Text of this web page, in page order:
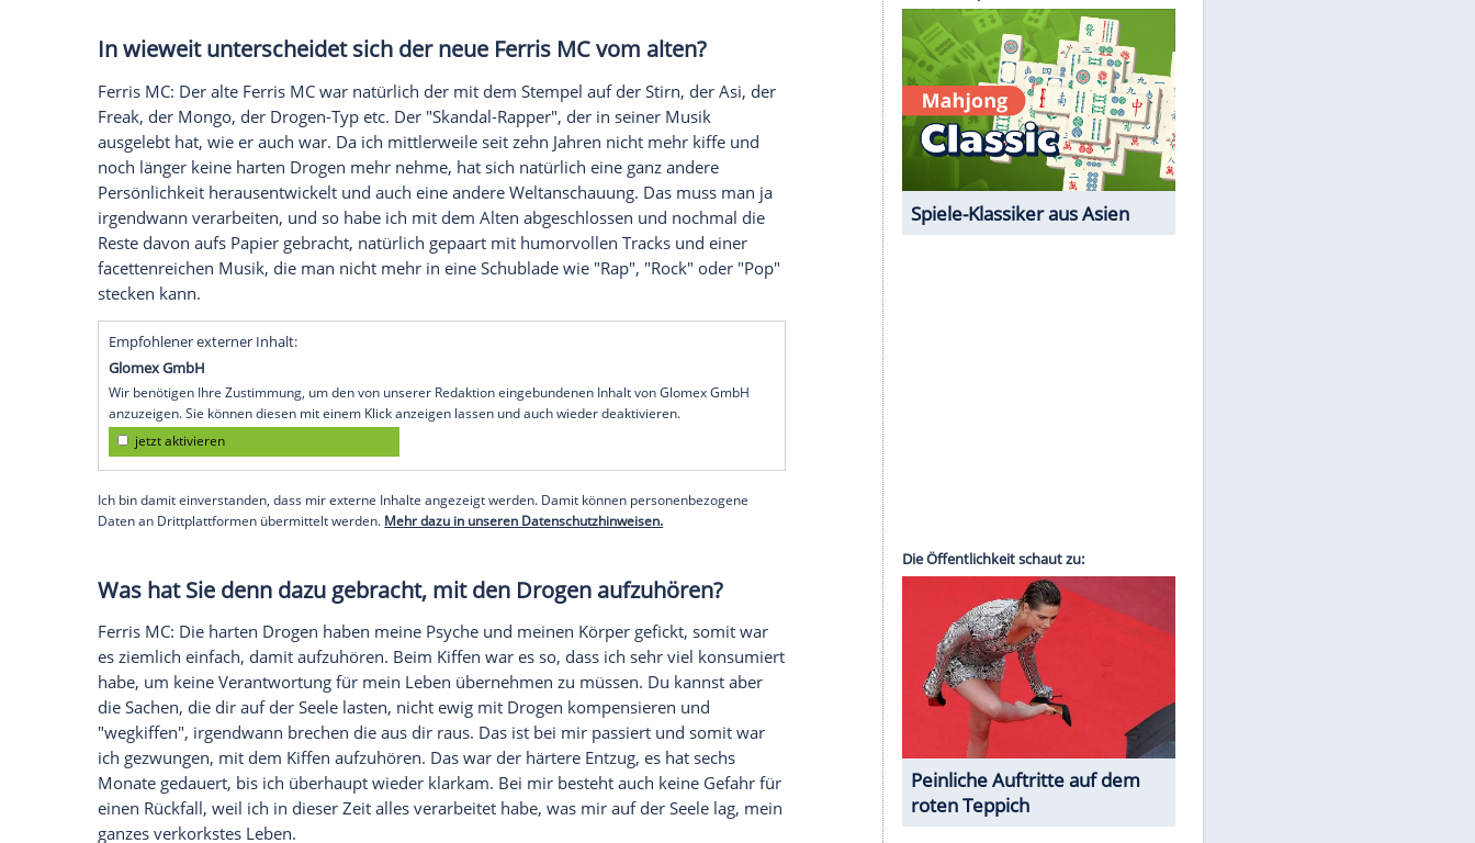
Warum war es nach elf Jahren wieder Zeit für ein Ferris-MC-Album?
Ferris MC: Seit meiner Beerdigung alsFerris MC und meiner Drogenfreiheit habe ich eine
Menge verarbeitet und das sind auch eine Menge Emotionen, die ich natürlich nicht
wirklich im Deichkind-Kontext ausleben kann. Es war einfach an der Zeit, wieder eine
Herausforderung anzunehmen und alle meine Emotionen und Gedanken, die sich
aufgestaut haben, in ein eigenes Projekt zu stecken. Und dazu passte natürlich nur das
Ferris-MC-Projekt, weil das von den Texten her mit dem alten
auch noch etwas
zu tun hat. Ich hatte auch mal über eine Namensänderung nachgedacht, aber im
Endeffekt
ist das schon ein nahtloser Übergang zu dem, was früher war.
In wieweit unterscheidet sich der neue
Ferris MC: Der alte Ferris MC war natürlich der mit dem Stempel auf der Stirn, der Asi, der
Freak, der Mongo, der Drogen-Typ etc. Der "Skandal-Rapper", der in seiner
ausgelebt hat, wie er auch war. Da ich mittlerweile seit zehn Jahren nicht mehr kiffe und
noch länger keine hartenDrogenmehr nehme, hat sich natürlich eine ganz andere
Persönlichkeit herausentwickelt und auch eine andere Weltanschauung. Das muss man ja
irgendwann verarbeiten, und so habe ich mit dem Alten abgeschlossen und nochmal die
Reste davon aufs Papier gebracht, natürlich gepaart mit humorvollen Tracks und einer
facettenreichenMusik, die man nicht mehr in eine Schublade wie "Rap", "Rock" oder "Pop"
stecken kann.
Empfohlener externer Inhalt:
Glomex GmbH
Spiele-Klassiker aus Asien